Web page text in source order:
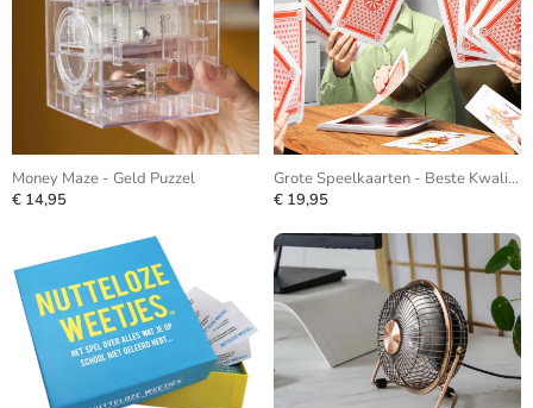
Money Maze - Geld Puzzel
€ 14,95
Grote Speelkaarten - Beste Kwaliteit
€ 19,95